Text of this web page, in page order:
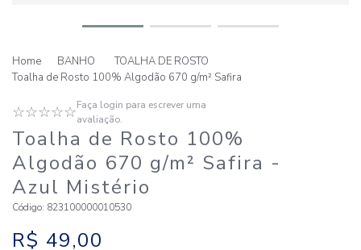
BANHO
TOALHA DE ROSTO
Toalha de Rosto 100% Algodão 670 g/m² Safira
☆☆☆☆☆Faça login para escrever uma
avaliação.
Toalha de Rosto 100%
Algodão 670 g/m² Safira -
Azul Mistério
Código: 823100000010530
R$ 49,00